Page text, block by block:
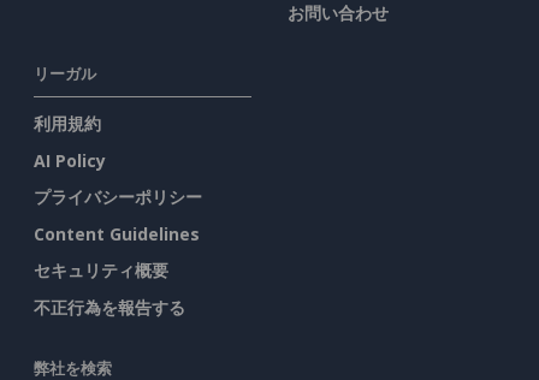
お問い合わせ
リーガル
利用規約
AI Policy
プライバシーポリシー
Content Guidelines
セキュリティ概要
不正行為を報告する
弊社を検索